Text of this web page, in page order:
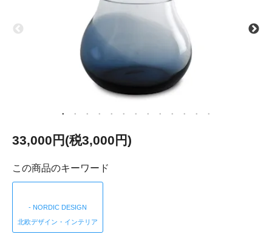
33,000円(税3,000円)
この商品のキーワード
- NORDIC DESIGN
北欧デザイン・インテリア